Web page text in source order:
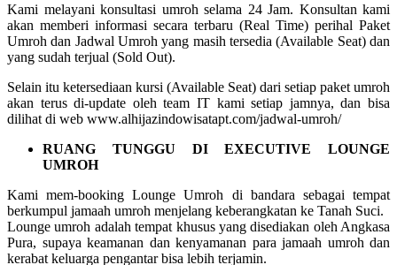
Kami melayani konsultasi umroh selama 24 Jam. Konsultan kami
akan memberi informasi secara terbaru (Real Time) perihal Paket
Umroh dan Jadwal Umroh yang masih tersedia (Available Seat) dan
yang sudah terjual (Sold Out).
Selain itu ketersediaan kursi (Available Seat) dari setiap paket umroh
akan terus di-update oleh team IT kami setiap jamnya, dan bisa
dilihat di web www.alhijazindowisatapt.com/jadwal-umroh/
RUANG TUNGGU DI EXECUTIVE LOUNGE
UMROH
Kami mem-booking Lounge Umroh di bandara sebagai tempat
berkumpul jamaah umroh menjelang keberangkatan ke Tanah Suci.
Lounge umroh adalah tempat khusus yang disediakan oleh Angkasa
Pura, supaya keamanan dan kenyamanan para jamaah umroh dan
kerabat keluarga pengantar bisa lebih terjamin.